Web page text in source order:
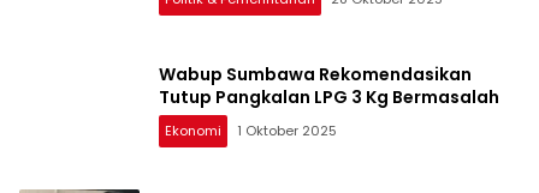
Wabup Sumbawa Rekomendasikan
Tutup Pangkalan LPG 3 Kg Bermasalah
Ekonomi 1 Oktober 2025